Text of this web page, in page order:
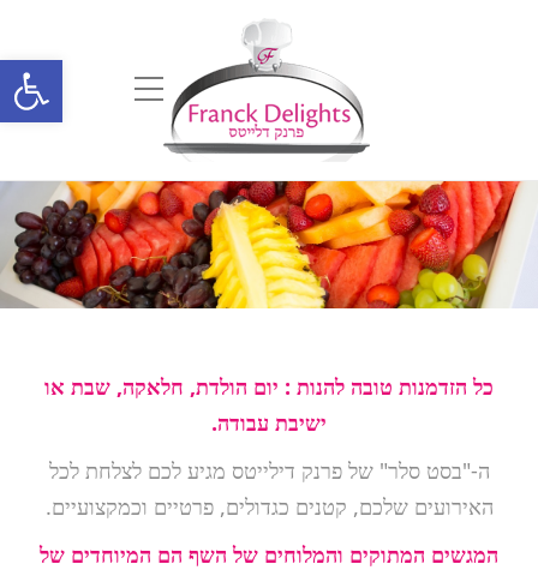
כל הזדמנות טובה להנות : יום הולדת, חלאקה, שבת או
ישיבת עבודה.
ה-"בסט סלר" של פרנק דילייטס מגיע לכם לצלחת לכל
האירועים שלכם, קטנים כגדולים, פרטיים וכמקצועיים.
המגשים המתוקים והמלוחים של השף הם המיוחדים של
פתח סרגל נגישות